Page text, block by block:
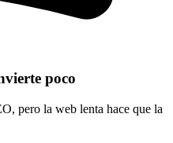
poco
pero la web lenta hace que la